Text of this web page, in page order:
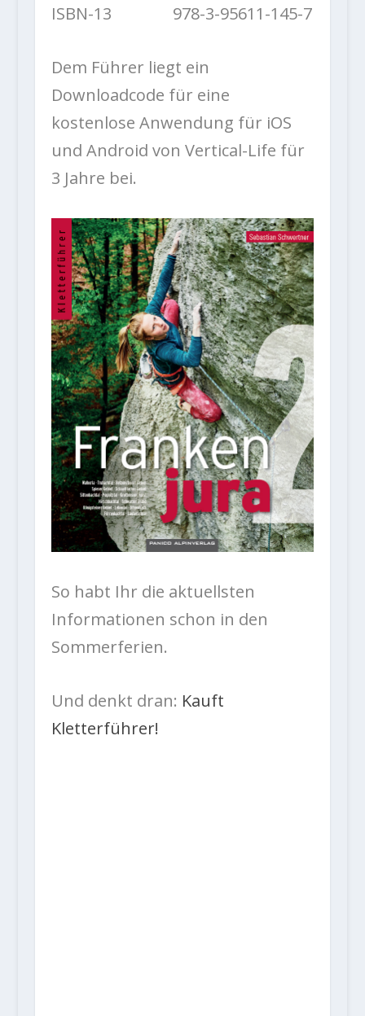
ISBN-13 978-3-95611-145-7
Dem Führer liegt ein
Downloadcode für eine
kostenlose Anwendung für iOS
und Android von Vertical-Life für
3 Jahre bei.
So habt Ihr die aktuellsten
Informationen schon in den
Sommerferien.
Und denkt dran: Kauft
Kletterführer!